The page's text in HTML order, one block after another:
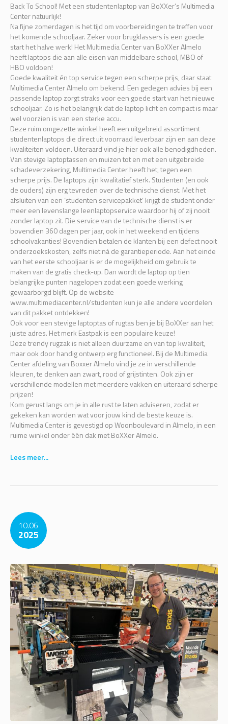
Back To School! Met een studentenlaptop van BoXXer’s Multimedia
Center natuurlijk!
Na fijne zomerdagen is het tijd om voorbereidingen te treffen voor
het komende schooljaar. Zeker voor brugklassers is een goede
start het halve werk! Het Multimedia Center van BoXXer Almelo
heeft laptops die aan alle eisen van middelbare school, MBO of
HBO voldoen!
Goede kwaliteit én top service tegen een scherpe prijs, daar staat
Multimedia Center Almelo om bekend. Een gedegen advies bij een
passende laptop zorgt straks voor een goede start van het nieuwe
schooljaar. Zo is het belangrijk dat de laptop licht en compact is maar
wel voorzien is van een sterke accu.
Deze ruim omgezette winkel heeft een uitgebreid assortiment
studentenlaptops die direct uit voorraad leverbaar zijn en aan deze
kwaliteiten voldoen. Uiteraard vind je hier ook alle benodigdheden.
Van stevige laptoptassen en muizen tot en met een uitgebreide
schadeverzekering, Multimedia Center heeft het, tegen een
scherpe prijs. De laptops zijn kwalitatief sterk. Studenten (en ook
de ouders) zijn erg tevreden over de technische dienst. Met het
afsluiten van een ‘studenten servicepakket’ krijgt de student onder
meer een levenslange leenlaptopservice waardoor hij of zij nooit
zonder laptop zit. Die service van de technische dienst is er
bovendien 360 dagen per jaar, ook in het weekend en tijdens
schoolvakanties! Bovendien betalen de klanten bij een defect nooit
onderzoekskosten, zelfs niet ná de garantieperiode. Aan het einde
van het eerste schooljaar is er de mogelijkheid om gebruik te
maken van de gratis check-up. Dan wordt de laptop op tien
belangrijke punten nagelopen zodat een goede werking
gewaarborgd blijft. Op de website
www.multimediacenter.nl/studenten kun je alle andere voordelen
van dit pakket ontdekken!
Ook voor een stevige laptoptas of rugtas ben je bij BoXXer aan het
juiste adres. Het merk Eastpak is een populaire keuze!
Deze trendy rugzak is niet alleen duurzame en van top kwaliteit,
maar ook door handig ontwerp erg functioneel. Bij de Multimedia
Center afdeling van Boxxer Almelo vind je ze in verschillende
kleuren, te denken aan zwart, rood of grijstinten. Ook zijn er
verschillende modellen met meerdere vakken en uiteraard scherpe
prijzen!
Kom gerust langs om je in alle rust te laten adviseren, zodat er
gekeken kan worden wat voor jouw kind de beste keuze is.
Multimedia Center is gevestigd op Woonboulevard in Almelo, in een
ruime winkel onder één dak met BoXXer Almelo.
Lees meer...
10.06
2025